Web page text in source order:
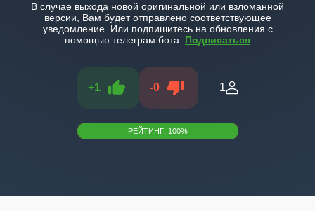
В случае выхода новой оригинальной или взломанной
версии, Вам будет отправлено соответствующее
уведомление. Или подпишитесь на обновления с
помощью телеграм бота: Подписаться
+1 -0 1
РЕЙТИНГ: 100%